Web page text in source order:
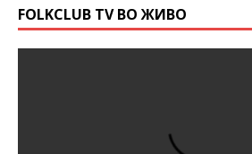
FOLKCLUB TV ВО ЖИВО